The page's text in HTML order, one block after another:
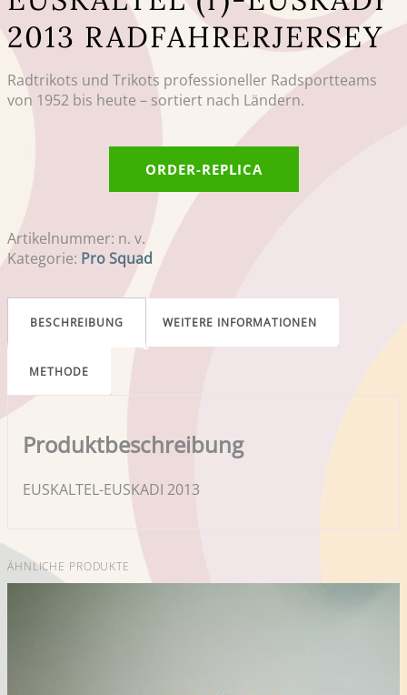
2013 RADFAHRERJERSEY
Radtrikots und Trikots professioneller Radsportteams
von 1952 bis heute – sortiert nach Ländern.
ORDER-REPLICA
Artikelnummer: n. v.
Kategorie: Pro Squad
BESCHREIBUNG WEITERE INFORMATIONEN
METHODE
Produktbeschreibung
EUSKALTEL-EUSKADI 2013
ÄHNLICHE PRODUKTE